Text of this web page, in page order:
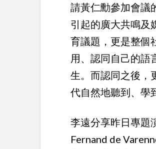
請黃仁勳參加會議
引起的廣大共鳴及
育議題，更是整個
用、認同自己的語
生。而認同之後，
代自然地聽到、學
李遠分享昨日專題
Fernand de